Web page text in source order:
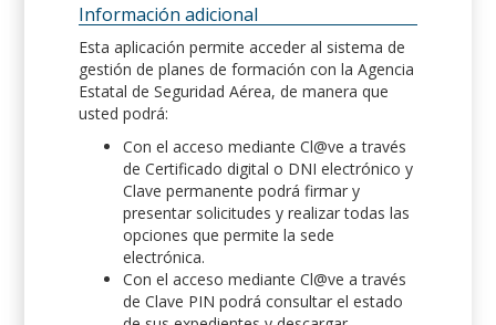
Información adicional
Esta aplicación permite acceder al sistema de
gestión de planes de formación con la Agencia
Estatal de Seguridad Aérea, de manera que
usted podrá:
Con el acceso mediante Cl@ve a través
de Certificado digital o DNI electrónico y
Clave permanente podrá firmar y
presentar solicitudes y realizar todas las
opciones que permite la sede
electrónica.
Con el acceso mediante Cl@ve a través
de Clave PIN podrá consultar el estado